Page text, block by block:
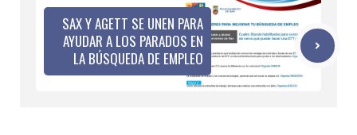
SAX Y AGETT SE UNEN PARA
AYUDAR A LOS PARADOS EN
LA BÚSQUEDA DE EMPLEO